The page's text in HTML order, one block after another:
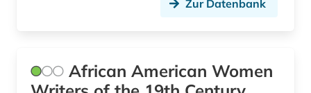
frau (3)
Zur Datenbank
African American Women